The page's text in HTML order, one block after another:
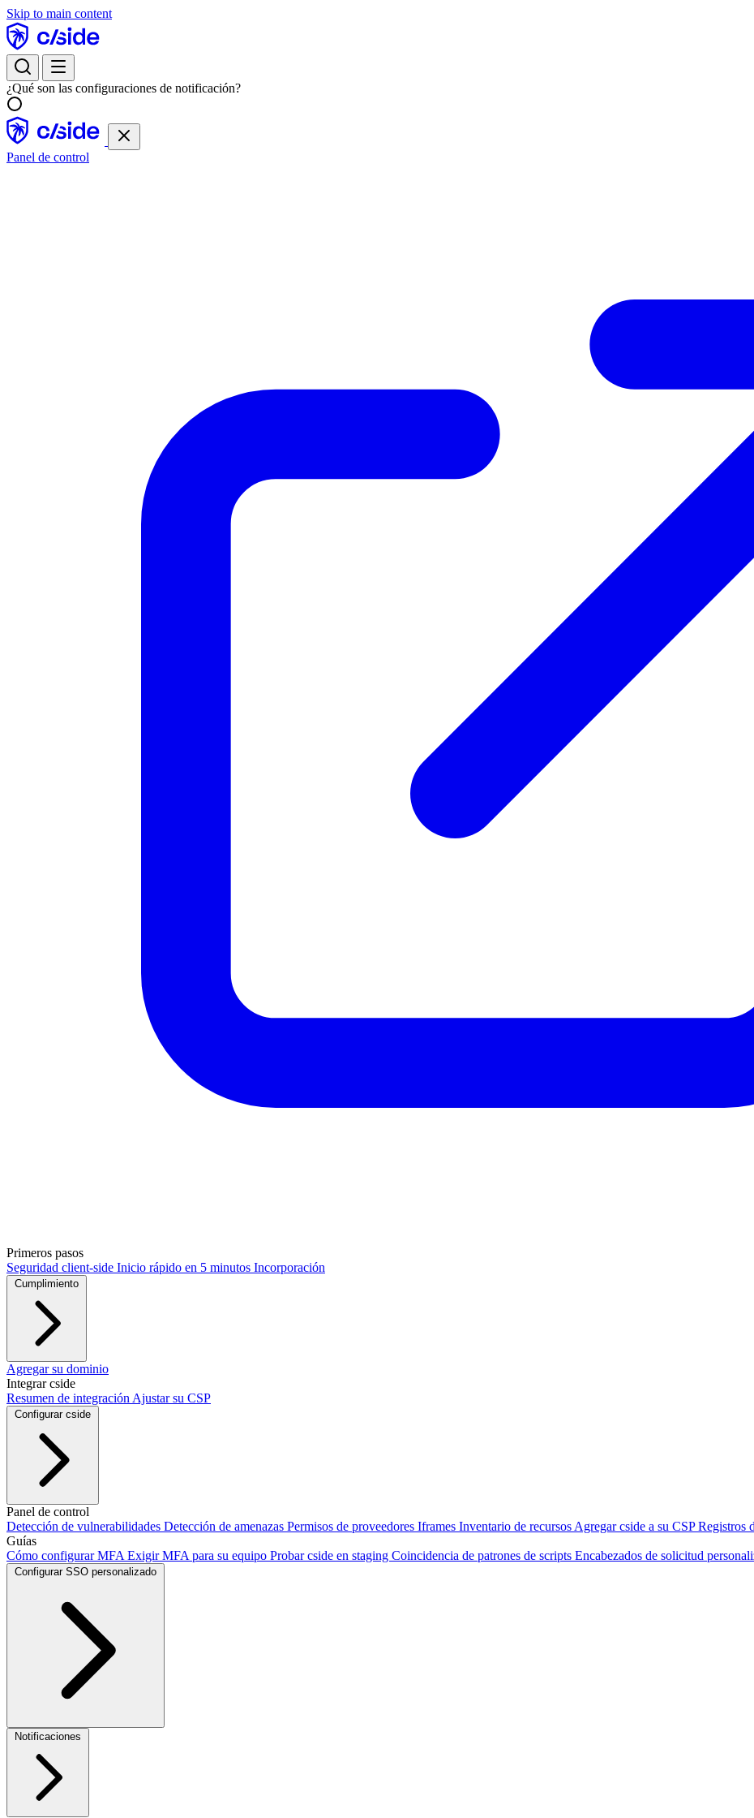
Skip to main content
¿Qué son las configuraciones de notificación?
Panel de control
Primeros pasos
Seguridad client-side Inicio rápido en 5 minutos Incorporación
Cumplimiento
PCI DSS / PCI Shield
Agregar su dominio
Integrar cside
Resumen de integración Ajustar su CSP
Configurar cside
Agregar nuestro script
Crawler
Panel de control
Detección de vulnerabilidades Detección de amenazas Permisos de proveedores Iframes Inventario de recursos Agregar cside a su CSPRegistros
Guías
Cómo configurar MFA Exigir MFA para su equipo Probar cside en staging Coincidencia de patrones de scripts Encabezados de solicitud
Configurar SSO personalizado
Okta SSODuo SSO
Notificaciones